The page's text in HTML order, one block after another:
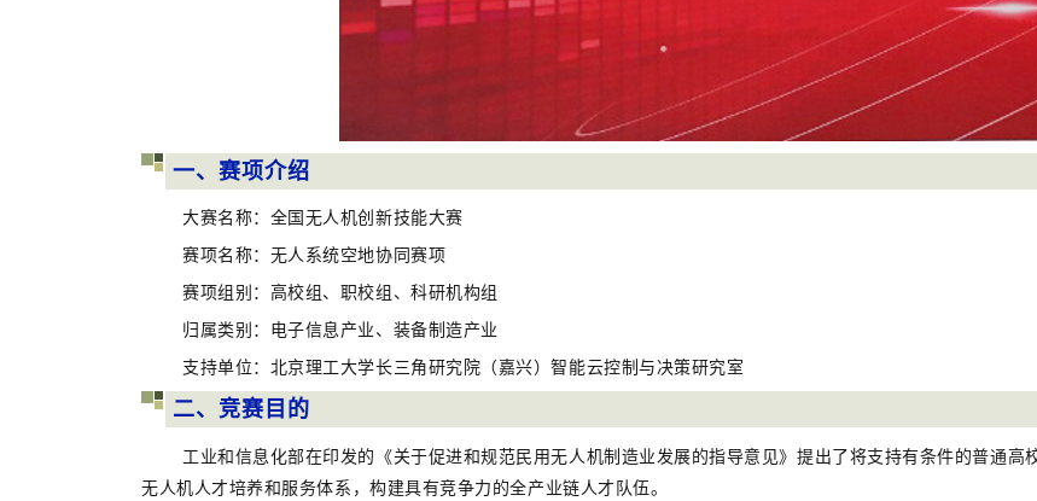
一、赛项介绍
大赛名称：全国无人机创新技能大赛
赛项名称：无人系统空地协同赛项
赛项组别：高校组、职校组、科研机构组
归属类别：电子信息产业、装备制造产业
支持单位：北京理工大学长三角研究院（嘉兴）智能云控制与决策研究室
二、竞赛目的
工业和信息化部在印发的《关于促进和规范民用无人机制造业发展的指导意见》提出了将支持有条件的普通
无人机人才培养和服务体系，构建具有竞争力的全产业链人才队伍。